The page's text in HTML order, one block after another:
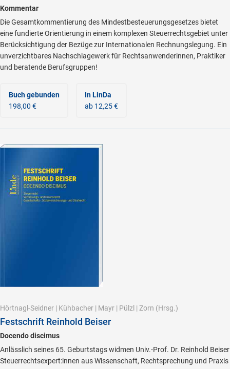
Kommentar
Die Gesamtkommentierung des Mindestbesteuerungsgesetzes bietet
eine fundierte Orientierung in einem komplexen Steuerrechtsgebiet unter
Berücksichtigung der Bezüge zur Internationalen Rechnungslegung. Ein
unverzichtbares Nachschlagewerk für Rechtsanwenderinnen, Praktiker
und beratende Berufsgruppen!
Buch gebunden
198,00 €
In LinDa
ab 12,25 €
Hörtnagl-Seidner | Kühbacher | Mayr | Pülzl | Zorn (Hrsg.)
Festschrift Reinhold Beiser
Docendo discimus
Anlässlich seines 65. Geburtstags widmen Univ.-Prof. Dr. Reinhold Beiser
Steuerrechtsexpert:innen aus Wissenschaft, Rechtsprechung und Praxis